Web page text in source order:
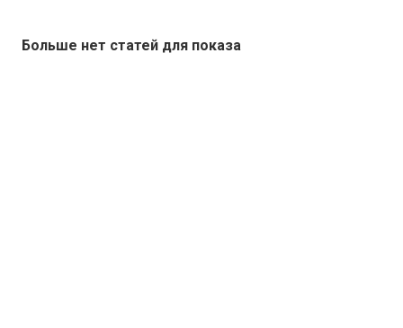
Больше нет статей для показа